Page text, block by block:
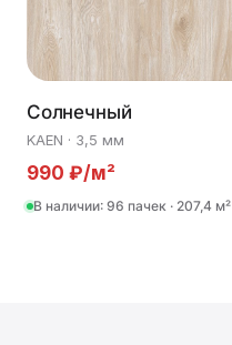
Солнечный
KAEN · 3,5 мм
990 ₽/м²
В наличии: 96 пачек · 207,4 м²